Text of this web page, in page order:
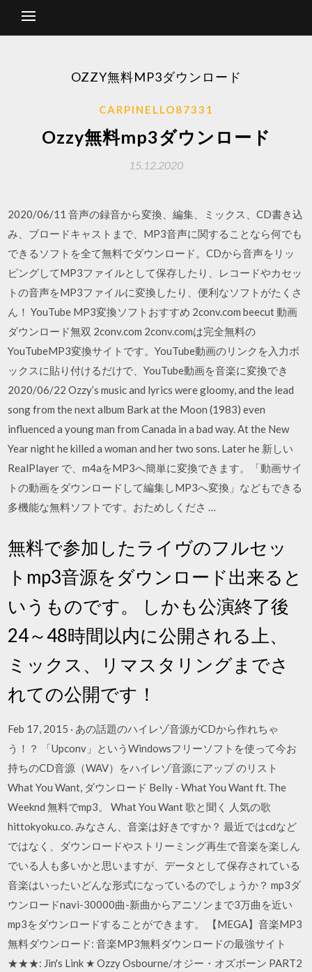
OZZY無料MP3ダウンロード
CARPINELLO87331
Ozzy無料mp3ダウンロード
15.12.2020
2020/06/11 音声の録音から変換、編集、ミックス、CD書き込
み、ブロードキャストまで、MP3音声に関することなら何でも
できるソフトを全て無料でダウンロード。CDから音声をリッ
ピングしてMP3ファイルとして保存したり、レコードやカセッ
トの音声をMP3ファイルに変換したり、便利なソフトがたくさ
ん！ YouTube MP3変換ソフトおすすめ 2conv.com beecut 動画
ダウンロード無双 2conv.com 2conv.comは完全無料の
YouTubeMP3変換サイトです。YouTube動画のリンクを入力ボ
ックスに貼り付けるだけで、YouTube動画を音楽に変換でき
2020/06/22 Ozzy’s music and lyrics were gloomy, and the lead
song from the next album Bark at the Moon (1983) even
influenced a young man from Canada in a bad way. At the New
Year night he killed a woman and her two sons. Later he 新しい
RealPlayer で、m4aをMP3へ簡単に変換できます。「動画サイ
トの動画をダウンロードして編集しMP3へ変換」などもできる
多機能な無料ソフトです。おためしくださ …
無料で参加したライヴのフルセッ
トmp3音源をダウンロード出来ると
いうものです。 しかも公演終了後
24～48時間以内に公開される上、
ミックス、リマスタリングまでさ
れての公開です！
Feb 17, 2015 · あの話題のハイレゾ音源がCDから作れちゃ
う！？ 「Upconv」というWindowsフリーソフトを使って今お
持ちのCD音源（WAV）をハイレゾ音源にアップ のリスト
What You Want, ダウンロード Belly - What You Want ft. The
Weeknd 無料でmp3。 What You Want 歌と聞く 人気の歌
hittokyoku.co. みなさん、音楽は好きですか？ 最近ではcdなど
ではなく、ダウンロードやストリーミング再生で音楽を楽しん
でいる人も多いかと思いますが、データとして保存されている
音楽はいったいどんな形式になっているのでしょうか？ mp3ダ
ウンロードnavi-30000曲-新曲からアニソンまで3万曲を近い
mp3をダウンロードすることができます。 【MEGA】音楽MP3
無料ダウンロード: 音楽MP3無料ダウンロードの最強サイト
★★★: Jin's Link ★ Ozzy Osbourne/オジー・オズボーン PART2